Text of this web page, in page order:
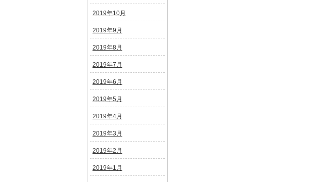
2019年10月
2019年9月
2019年8月
2019年7月
2019年6月
2019年5月
2019年4月
2019年3月
2019年2月
2019年1月